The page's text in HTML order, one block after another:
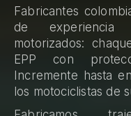
Fabricantes
de experiencia
motorizados:
EPP con
Incremente hasta
los motociclistas de